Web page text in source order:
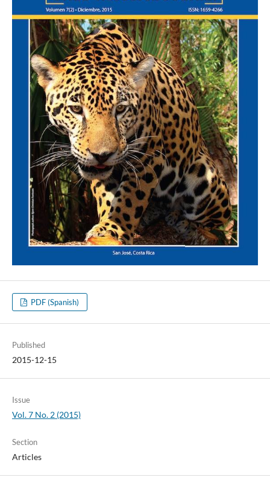
PDF (Spanish)
Published
2015-12-15
Issue
Vol. 7 No. 2 (2015)
Section
Articles